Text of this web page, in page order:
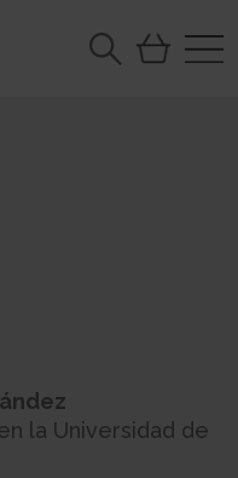
la Universidad de